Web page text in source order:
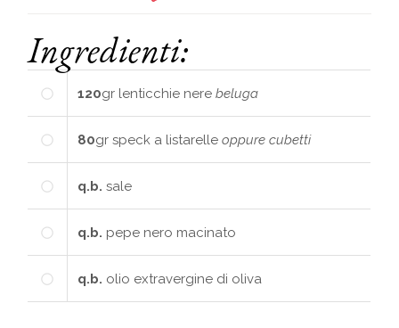
Ingredienti:
120gr lenticchie nerebeluga
80gr speck a listarelleoppure cubetti
q.b. sale
q.b. pepe nero macinato
q.b. olio extravergine di oliva